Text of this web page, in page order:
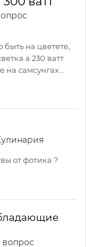
на цветете,
а 230 ватт
самсунгах...
от фотика ?
вопрос